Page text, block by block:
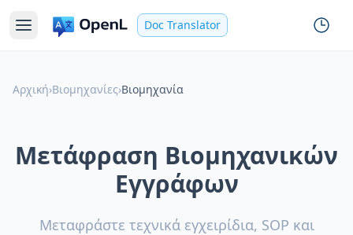
Doc Translator
Αρχική›Βιομηχανίες›Βιομηχανία
Μετάφραση Βιομηχανικών
Εγγράφων
Μεταφράστε τεχνικά εγχειρίδια, SOP και